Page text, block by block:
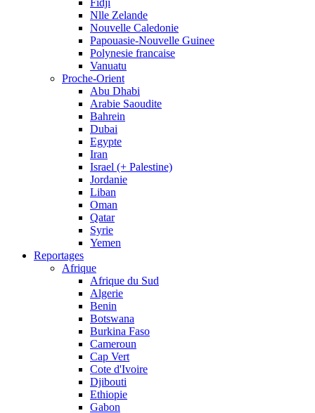
Fidji
Nlle Zelande
Nouvelle Caledonie
Papouasie-Nouvelle Guinee
Polynesie francaise
Vanuatu
Proche-Orient
Abu Dhabi
Arabie Saoudite
Bahrein
Dubai
Egypte
Iran
Israel (+ Palestine)
Jordanie
Liban
Oman
Qatar
Syrie
Yemen
Reportages
Afrique
Afrique du Sud
Algerie
Benin
Botswana
Burkina Faso
Cameroun
Cap Vert
Cote d'Ivoire
Djibouti
Ethiopie
Gabon